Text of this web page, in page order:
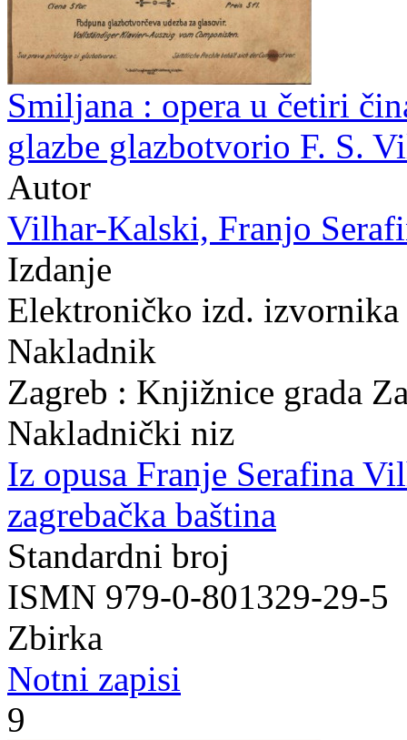
Smiljana : opera u četiri
glazbe glazbotvorio F. S.
Autor
Vilhar-Kalski, Franjo
Izdanje
Elektroničko izd.
Nakladnik
Zagreb : Knjižnice grada
Nakladnički niz
Iz opusa Franje Serafina
zagrebačka baština
Standardni broj
ISMN 979-0-801329-29-5
Zbirka
Notni zapisi
9